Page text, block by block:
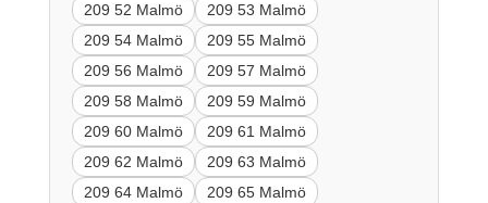
209 52 Malmö
209 53 Malmö
209 54 Malmö
209 55 Malmö
209 56 Malmö
209 57 Malmö
209 58 Malmö
209 59 Malmö
209 60 Malmö
209 61 Malmö
209 62 Malmö
209 63 Malmö
209 64 Malmö
209 65 Malmö